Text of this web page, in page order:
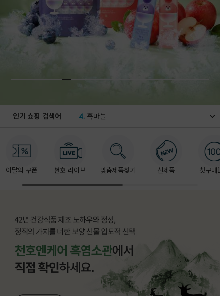
인기 쇼핑 검색어
9. 면역
10. 레몬즙
4. 흑마늘
이달의 쿠폰 천호 라이브 맞춤제품찾기 신제품 첫구